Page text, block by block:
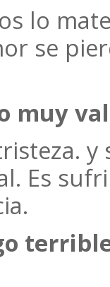
lo
se
muy
Es